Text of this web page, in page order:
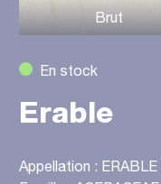
En stock
Erable
Appellation :